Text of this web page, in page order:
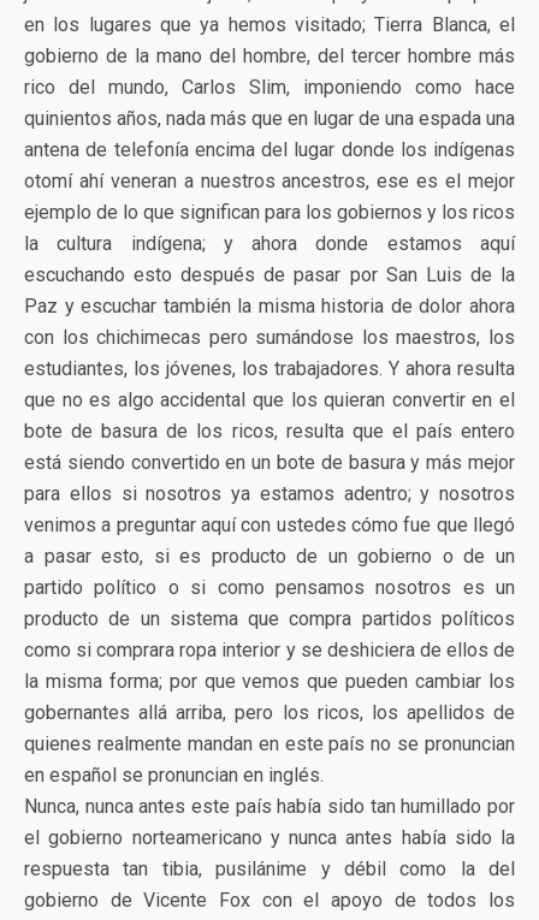
en los lugares que ya hemos visitado; Tierra Blanca, el
gobierno de la mano del hombre, del tercer hombre más
rico del mundo, Carlos Slim, imponiendo como hace
quinientos años, nada más que en lugar de una espada una
antena de telefonía encima del lugar donde los indígenas
otomí ahí veneran a nuestros ancestros, ese es el mejor
ejemplo de lo que significan para los gobiernos y los ricos
la cultura indígena; y ahora donde estamos aquí
escuchando esto después de pasar por San Luis de la
Paz y escuchar también la misma historia de dolor ahora
con los chichimecas pero sumándose los maestros, los
estudiantes, los jóvenes, los trabajadores. Y ahora resulta
que no es algo accidental que los quieran convertir en el
bote de basura de los ricos, resulta que el país entero
está siendo convertido en un bote de basura y más mejor
para ellos si nosotros ya estamos adentro; y nosotros
venimos a preguntar aquí con ustedes cómo fue que llegó
a pasar esto, si es producto de un gobierno o de un
partido político o si como pensamos nosotros es un
producto de un sistema que compra partidos políticos
como si comprara ropa interior y se deshiciera de ellos de
la misma forma; por que vemos que pueden cambiar los
gobernantes allá arriba, pero los ricos, los apellidos de
quienes realmente mandan en este país no se pronuncian
en español se pronuncian en inglés.
Nunca, nunca antes este país había sido tan humillado por
el gobierno norteamericano y nunca antes había sido la
respuesta tan tibia, pusilánime y débil como la del
gobierno de Vicente Fox con el apoyo de todos los